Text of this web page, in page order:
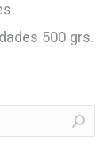
500 grs.